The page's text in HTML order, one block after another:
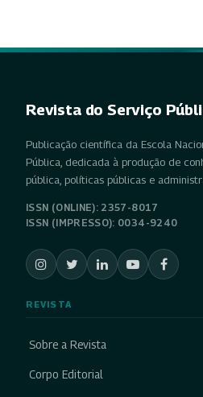
Revista do Serviço
Publicação científica da Escola
Pública, dedicada à produção de
pública, políticas públicas e
ISSN (ONLINE): 2357-8017
ISSN (IMPRESSO): 0034-9240
REVISTA
Sobre a Revista
Corpo Editorial